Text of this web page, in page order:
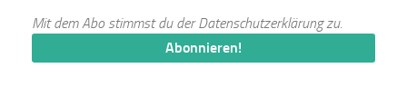
Mit dem Abo stimmst du derDatenschutzerklärungzu.